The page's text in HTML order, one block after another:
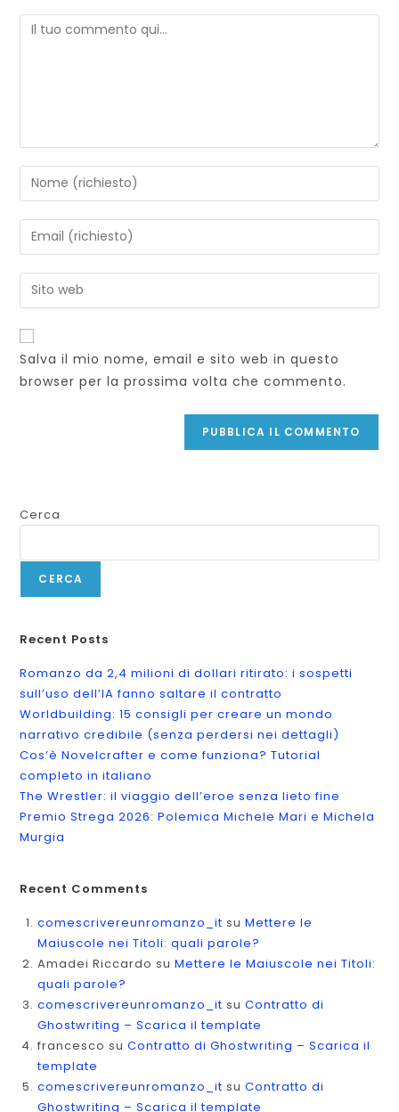
Salva il mio nome, email e sito web in questo
browser per la prossima volta che commento.
Cerca
CERCA
Recent Posts
Romanzo da 2,4 milioni di dollari ritirato: i sospetti
sull’uso dell’IA fanno saltare il contratto
Worldbuilding: 15 consigli per creare un mondo
narrativo credibile (senza perdersi nei dettagli)
Cos’è Novelcrafter e come funziona? Tutorial
completo in italiano
The Wrestler: il viaggio dell’eroe senza lieto fine
Premio Strega 2026: Polemica Michele Mari e Michela
Murgia
Recent Comments
comescrivereunromanzo_it suMettere le
Maiuscole nei Titoli: quali parole?
Amadei Riccardo suMettere le Maiuscole nei Titoli:
quali parole?
comescrivereunromanzo_it suContratto di
Ghostwriting – Scarica il template
francesco suContratto di Ghostwriting – Scarica il
template
comescrivereunromanzo_it suContratto di
Ghostwriting – Scarica il template